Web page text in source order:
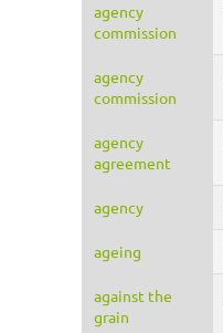
agency
commission
agency
commission
agency
agreement
agency
ageing
against the
grain